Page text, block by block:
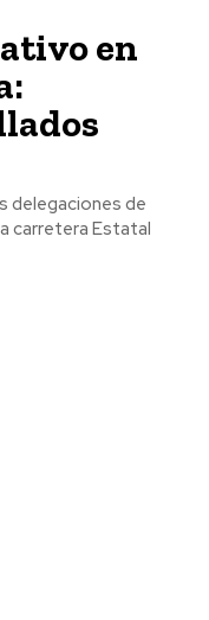
en
delegaciones de
carretera Estatal